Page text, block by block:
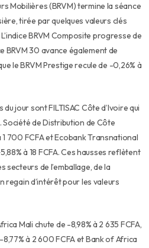
Mobilières (BRVM) termine la séance
tirée par quelques valeurs clés
BRVM Composite progresse de
BRVM 30 avance également de
le BRVM Prestige recule de -0,26% à
jour sont FILTISAC Côte d’Ivoire qui
Société de Distribution de Côte
1 700 FCFA et Ecobank Transnational
à 18 FCFA. Ces hausses reflètent
secteurs de l’emballage, de la
regain d’intérêt pour les valeurs
Mali chute de -8,98% à 2 635 FCFA,
à 2 600 FCFA et Bank of Africa